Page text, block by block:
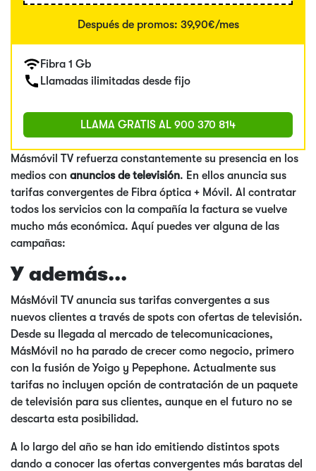
Después de promos: 39,90€/mes
Fibra 1 Gb
Llamadas ilimitadas desde fijo
LLAMA GRATIS AL 900 370 814
Másmóvil TV refuerza constantemente su presencia en los
medios con anuncios de televisión. En ellos anuncia sus
tarifas convergentes de Fibra óptica + Móvil. Al contratar
todos los servicios con la compañía la factura se vuelve
mucho más económica. Aquí puedes ver alguna de las
campañas:
Y además...
MásMóvil TV anuncia sus tarifas convergentes a sus
nuevos clientes a través de spots con ofertas de televisión.
Desde su llegada al mercado de telecomunicaciones,
MásMóvil no ha parado de crecer como negocio, primero
con la fusión de Yoigo y Pepephone. Actualmente sus
tarifas no incluyen opción de contratación de un paquete
de televisión para sus clientes, aunque en el futuro no se
descarta esta posibilidad.
A lo largo del año se han ido emitiendo distintos spots
dando a conocer las ofertas convergentes más baratas del